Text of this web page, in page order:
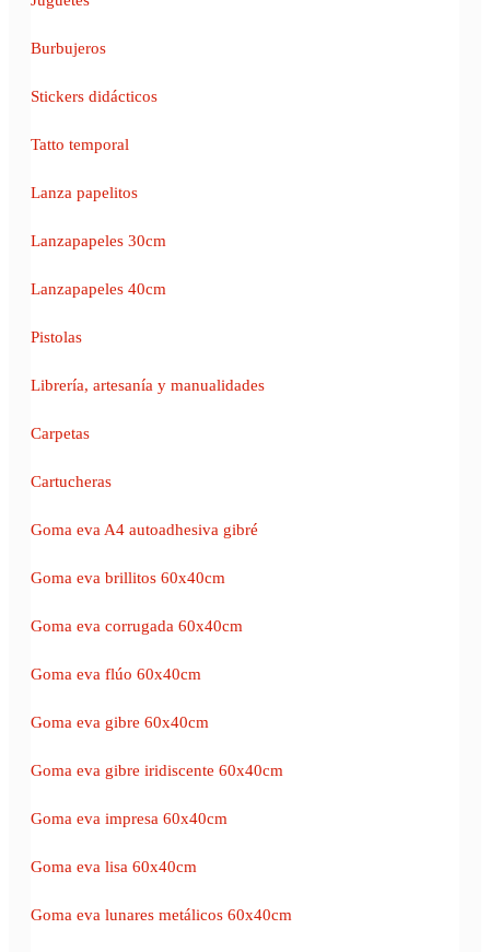
Burbujeros
Stickers didácticos
Tatto temporal
Lanza papelitos
Lanzapapeles 30cm
Lanzapapeles 40cm
Pistolas
Librería, artesanía y manualidades
Carpetas
Cartucheras
Goma eva A4 autoadhesiva gibré
Goma eva brillitos 60x40cm
Goma eva corrugada 60x40cm
Goma eva flúo 60x40cm
Goma eva gibre 60x40cm
Goma eva gibre iridiscente 60x40cm
Goma eva impresa 60x40cm
Goma eva lisa 60x40cm
Goma eva lunares metálicos 60x40cm